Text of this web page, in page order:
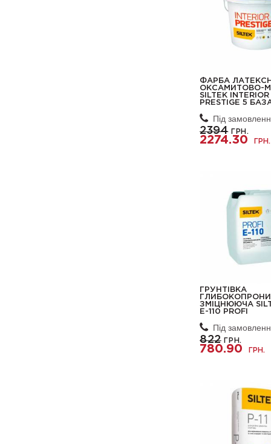
ФАРБА
ОКСАМИТОВО-
SILTEK INTERIOR
PRESTIGE 5
Під
2394ГРН.
2274.30 ГРН.
ГРУНТІВКА
ЗМІЦНЮЮЧА
Е-110 PROFI
Під
822ГРН.
780.90 ГРН.